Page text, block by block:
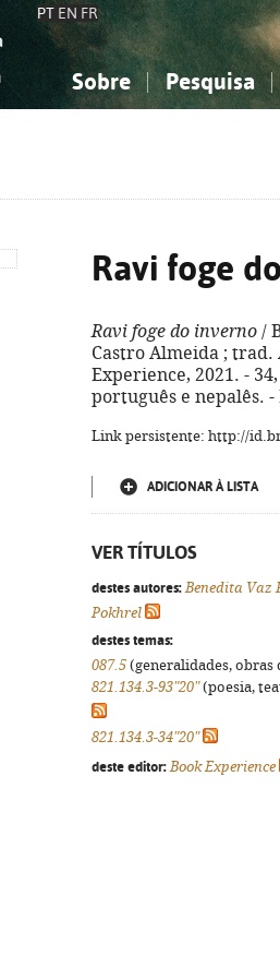
PT EN FR
Sobre Pesquisa
Ravi foge
Ravi foge do inverno /
Castro Almeida ; trad.
Experience, 2021. -
português e nepalês. -
Link persistente: http://
ADICIONAR À LISTA
VER TÍTULOS
destes autores: Benedita Vaz
Pokhrel
destes temas:
087.5 (generalidades,
821.134.3-93"20"(poesia,
821.134.3-34"20"
deste editor: Book Experience